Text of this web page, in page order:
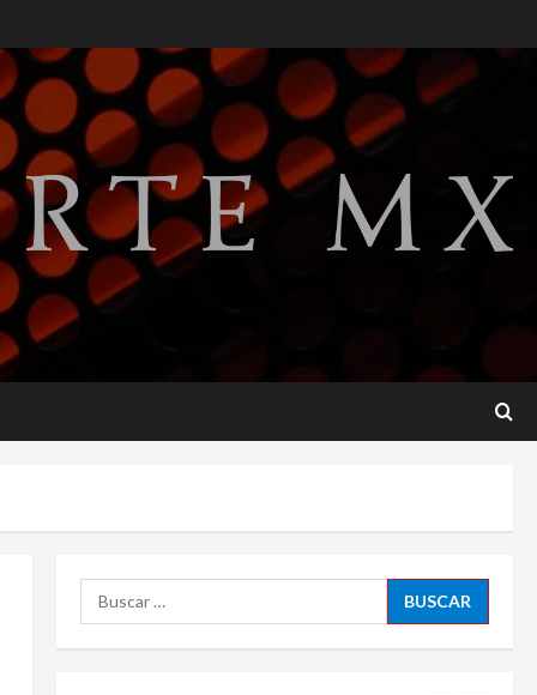
Buscar:
2
tras cuatro años de
promesas de cambio
agosto 7, 2026
3
Hijos de presidentes bajo
escrutinio institucional en
Brasil, Guinea Ecuatorial,
Angola y EE.UU.
salmonelosis en EU
horario y canal para ver el